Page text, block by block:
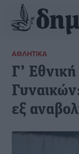
ΑΘΛΗΤΙΚΆ
Γ’
εξ